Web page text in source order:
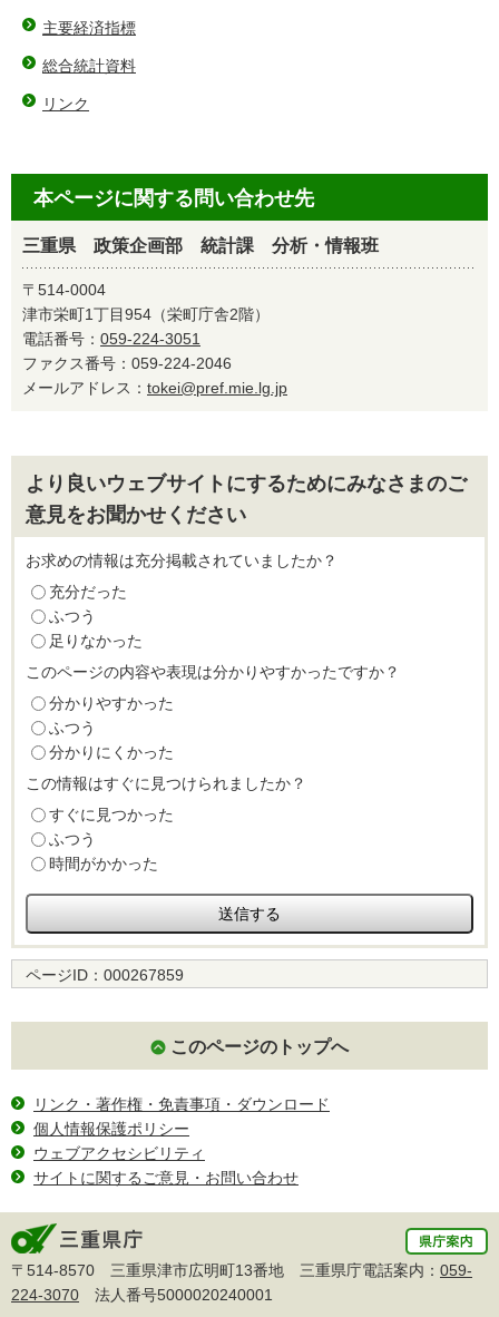
主要経済指標
総合統計資料
リンク
本ページに関する問い合わせ先
三重県 政策企画部 統計課 分析・情報班
〒514-0004
津市栄町1丁目954（栄町庁舎2階）
電話番号： 059-224-3051
ファクス番号：059-224-2046
メールアドレス： tokei@pref.mie.lg.jp
より良いウェブサイトにするためにみなさまのご
意見をお聞かせください
お求めの情報は充分掲載されていましたか？
充分だった
ふつう
足りなかった
このページの内容や表現は分かりやすかったですか？
分かりやすかった
ふつう
分かりにくかった
この情報はすぐに見つけられましたか？
すぐに見つかった
ふつう
時間がかかった
ページID： 000267859
このページのトップへ
リンク・著作権・免責事項・ダウンロード
個人情報保護ポリシー
ウェブアクセシビリティ
サイトに関するご意見・お問い合わせ
〒514-8570 三重県津市広明町13番地 三重県庁電話案内： 059-
224-3070 法人番号5000020240001